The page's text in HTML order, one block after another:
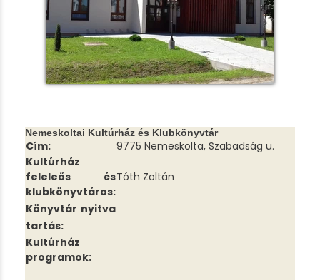
Nemeskoltai Kultúrház és Klubkönyvtár
Cím:
9775 Nemeskolta, Szabadság u.
Kultúrház
feleleős és
klubkönyvtáros:
Tóth Zoltán
Könyvtár nyitva
tartás:
Kultúrház
programok: